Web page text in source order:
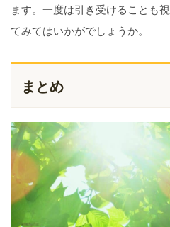
ます。一度は引き受けることも
てみてはいかがでしょうか。
まとめ